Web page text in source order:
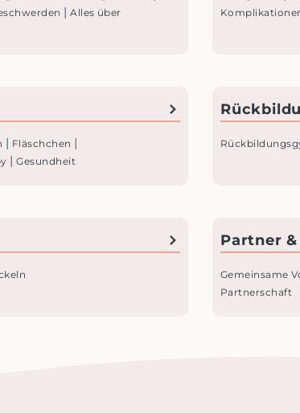
|Alles über
| Fläschchen |
|Gesundheit
Partner
Gemeinsame
Partnerschaft